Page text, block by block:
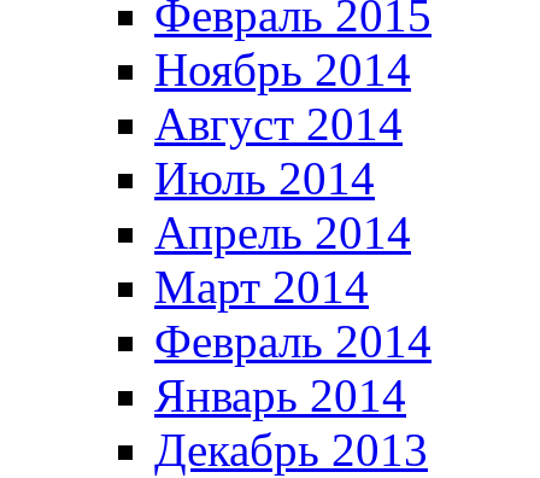
Февраль 2015
Ноябрь 2014
Август 2014
Июль 2014
Апрель 2014
Март 2014
Февраль 2014
Январь 2014
Декабрь 2013